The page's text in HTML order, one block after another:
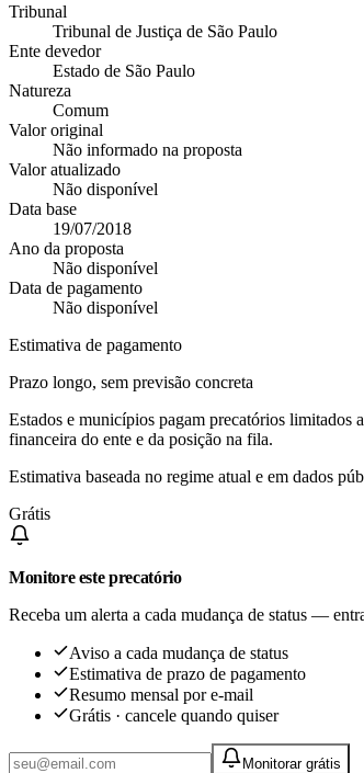
Tribunal
Tribunal de Justiça de São Paulo
Ente devedor
Estado de São Paulo
Natureza
Comum
Valor original
Não informado na proposta
Valor atualizado
Não disponível
Data base
19/07/2018
Ano da proposta
Não disponível
Data de pagamento
Não disponível
Estimativa de pagamento
Prazo longo, sem previsão concreta
Estados e municípios pagam precatórios limitados
financeira do ente e da posição na fila.
Estimativa baseada no regime atual e em dados
Grátis
Monitore este precatório
Receba um alerta a cada mudança de status —
Aviso a cada mudança de status
Estimativa de prazo de pagamento
Resumo mensal por e-mail
Grátis · cancele quando quiser
Monitorar grátis